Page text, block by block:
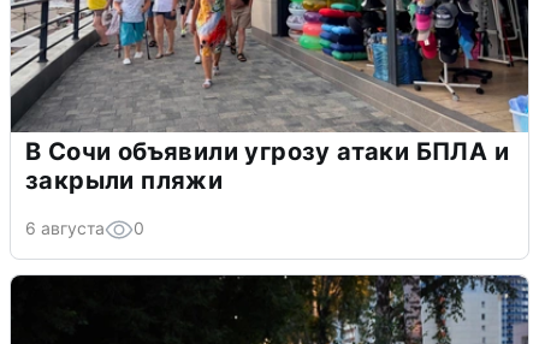
В Сочи объявили угрозу атаки БПЛА и
закрыли пляжи
6 августа 0